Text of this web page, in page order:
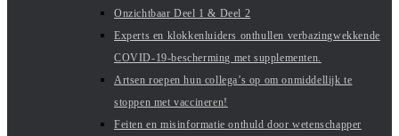
Onzichtbaar Deel 1 & Deel 2
Experts en klokkenluiders onthullen verbazingwekkende
COVID-19-bescherming met supplementen.
Artsen roepen hun collega’s op om onmiddellijk te
stoppen met vaccineren!
Feiten en misinformatie onthuld door wetenschapper